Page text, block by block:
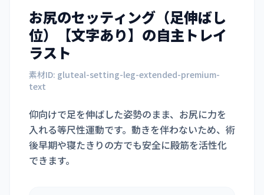
お尻のセッティング（足伸ばし
位）【文字あり】 の自主トレイ
ラスト
素材ID: gluteal-setting-leg-extended-premium-
text
仰向けで足を伸ばした姿勢のまま、お尻に力を
入れる等尺性運動です。動きを伴わないため、術
後早期や寝たきりの方でも安全に殿筋を活性化
できます。